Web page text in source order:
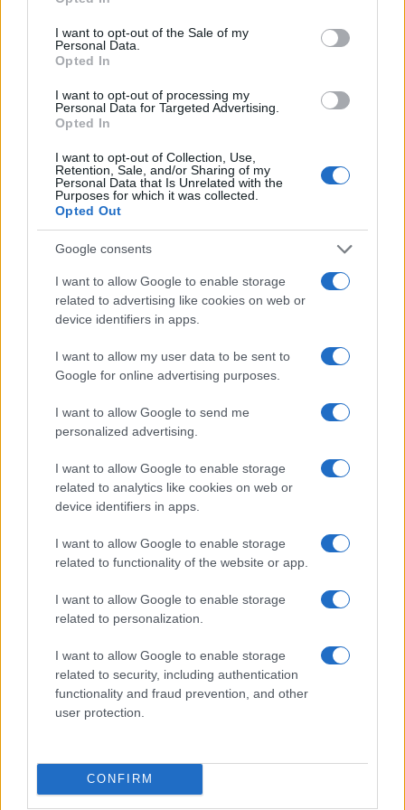
use your data for below specified purposes in below Google
consent section.
I want to opt-out of the Sale of my
Personal Data.
Opted In
I want to opt-out of processing my
Personal Data for Targeted Advertising.
Opted In
I want to opt-out of Collection, Use,
Retention, Sale, and/or Sharing of my
Personal Data that Is Unrelated with the
Purposes for which it was collected.
Opted Out
Google consents
I want to allow Google to enable storage
related to advertising like cookies on web or
device identifiers in apps.
I want to allow my user data to be sent to
Google for online advertising purposes.
I want to allow Google to send me
personalized advertising.
I want to allow Google to enable storage
related to analytics like cookies on web or
device identifiers in apps.
I want to allow Google to enable storage
related to functionality of the website or app.
I want to allow Google to enable storage
related to personalization.
I want to allow Google to enable storage
related to security, including authentication
functionality and fraud prevention, and other
user protection.
CONFIRM
AUTOMOBILE
Officielle : Renault Zoe Preview
AUTOMOBILE
Officielle : Renault Twizy
AUTOMOBILE
Renault Fluence Z.E. : les tarifs 2011
Infos.fr Unit · 11 Mar 2020
AUTOMOBILE
Mondial 2010 : Nissan Townpod Concept
Infos.fr Unit · 11 Mar 2020
AUTOMOBILE
CD2 Grasshopper
AUTOMOBILE
Detroit 2011 : Li-Ion Motors Inizio
Infos.fr Unit · 9 Mar 2020
Infos.fr Unit · 9 Mar 2020
AUTOMOBILE
GM EN-V
Infos.fr Unit · 9 Mar 2020
Infos.fr Unit · 8 Mar 2020
Renault Twizy : le tarif 2011
Infos.fr Unit · 8 Mar 2020
AUTOMOBILE
Better Place : première station ouverte en Europe
AUTOMOBILE
GWKULLA !